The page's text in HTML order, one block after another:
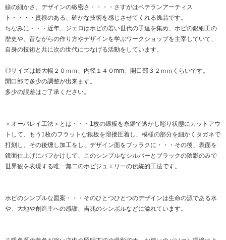
線の細かさ、デザインの緻密さ・・・・さすがはベテランアーティス
ト・・・・貫禄のある、確かな技術を感じさせてくれる逸品です。
ちなみに・・・近年、ジェロはホピの若い世代の子達を集め、ホピの銀細工の
歴史や、昔ながらの作り方やデザインを学ぶワークショップを主宰していて、
自身の技術と共に次の世代につなげる活動をしています。
◎サイズは最大幅２０ｍｍ、内径１４０mm、開口部３２ｍｍくらいです。
開口部で多少の調整が出来ます。
多少の誤差はご了承ください。
＜オーバレイ工法＞とは・・・1枚の銀板を糸鋸で透かし彫り状態にカットアウ
トして、もう1枚のフラットな銀板を溶接圧着し、模様の部分を細かくタガネで
打刻し、その後燻し加工をし、デザイン面をブッラクに・・・その後、表面を
鏡面仕上げにバフかけして、このシンプルなシルバーとブラックの陰影のみで
世界観を表現する唯一無二のホピジュエリーの伝統的工法です。
ホピのシンプルな図案・・・そのひとつひとつのデザインは生命の源である水
や、大地や創造主への感謝、吉兆のシンボルなどに溢れています。